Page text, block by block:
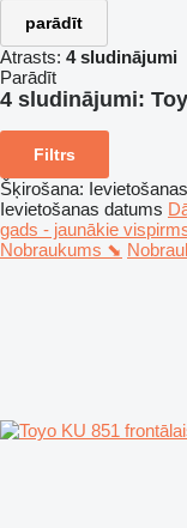
parādīt
Atrasts: 4 sludinājumi
Parādīt
4 sludinājumi:
Filtrs
Šķirošana:
Ievietošanas datums
gads - jaunākie
Nobraukums ⬊